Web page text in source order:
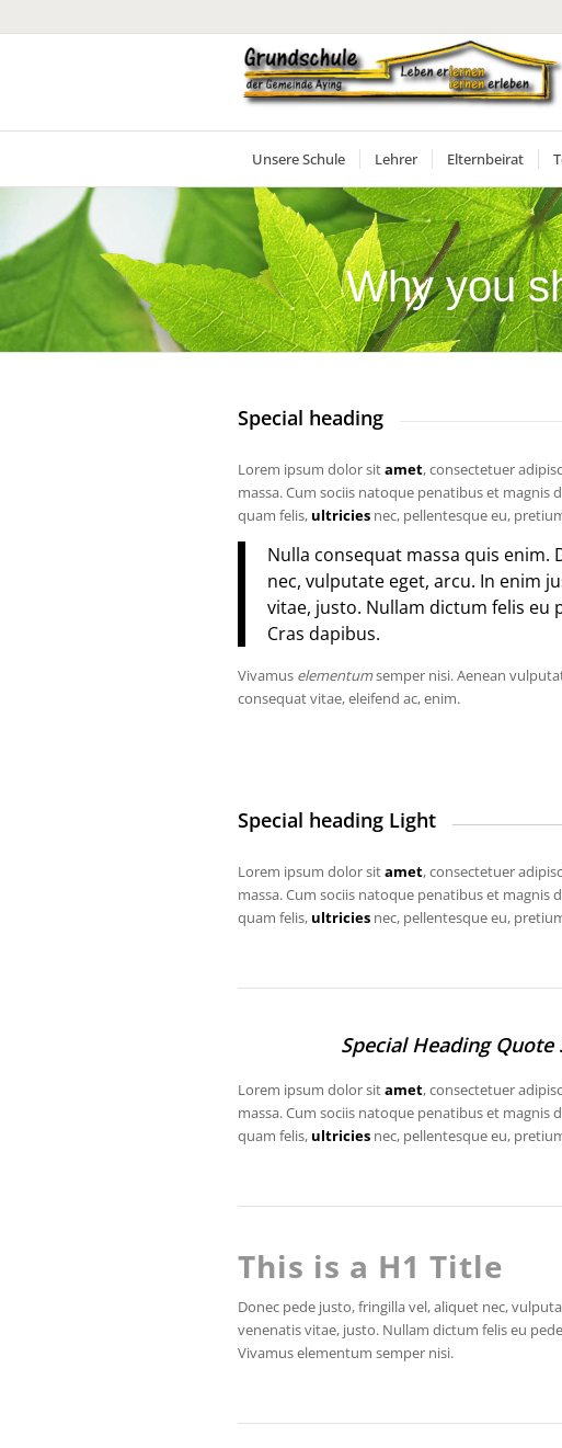
Unsere Schule Lehrer Elternbeirat
Why you
Special heading
Lorem ipsum dolor sitamet, consectetuer
massa. Cum sociis natoque penatibus et
quam felis, ultricies nec, pellentesque eu,
Nulla consequat massa quis enim.
nec, vulputate eget, arcu. In enim
vitae, justo. Nullam dictum felis eu
Cras dapibus.
Vivamus elementumsemper nisi. Aenean
consequat vitae, eleifend ac, enim.
Special heading Light
Lorem ipsum dolor sitamet, consectetuer
massa. Cum sociis natoque penatibus et
quam felis, ultricies nec, pellentesque eu,
Special Heading Quote
Lorem ipsum dolor sitamet, consectetuer
massa. Cum sociis natoque penatibus et
quam felis, ultricies nec, pellentesque eu,
This is a H1 Title
Donec pede justo, fringilla vel, aliquet nec,
venenatis vitae, justo. Nullam dictum felis eu
Vivamus elementum semper nisi.